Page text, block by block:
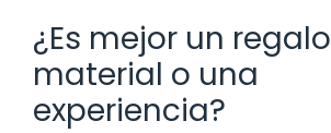
¿Es mejor un regalo
material o una
experiencia?